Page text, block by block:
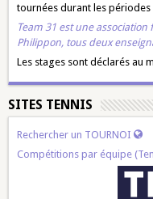
tournées durant les périodes
Team 31 est une
Philippon, tous deux
Les stages sont déclarés au
SITES TENNIS
Rechercher un TOURNOI
Compétitions par équipe